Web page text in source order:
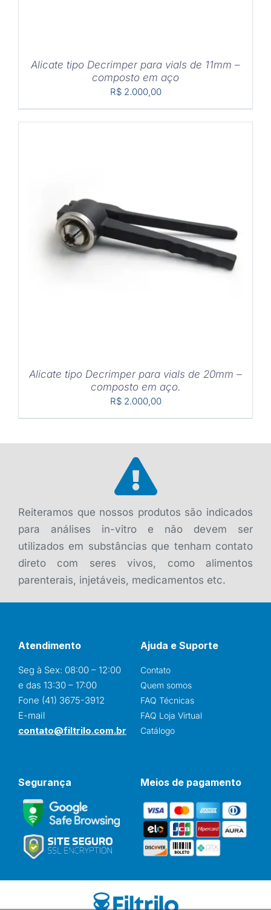
Alicate tipo Decrimper para vials de 11mm –
composto em aço
R$2.000,00
COMPRAR / DETALHES
Alicate tipo Decrimper para vials de 20mm –
composto em aço.
R$2.000,00
Reiteramos que nossos produtos são indicados
para análises in-vitro e não devem ser
utilizados em substâncias que tenham contato
direto com seres vivos, como alimentos
parenterais, injetáveis, medicamentos etc.
Atendimento
Seg à Sex: 08:00 – 12:00
e das 13:30 – 17:00
Fone (41) 3675-3912
E-mail
contato@filtrilo.com.br
Ajuda e Suporte
Contato
Quem somos
FAQ Técnicas
FAQ Loja Virtual
Catálogo
Segurança Meios de pagamento